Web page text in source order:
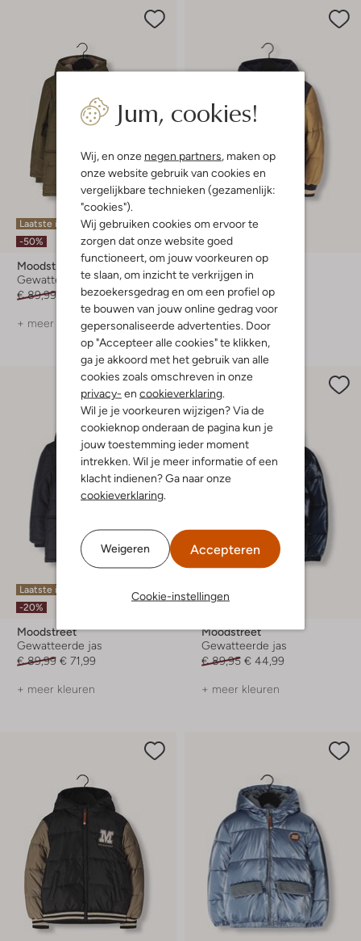
Jum, cookies!
Wij, en onze negen partners , maken op
onze website gebruik van cookies en
vergelijkbare technieken (gezamenlijk:
"cookies").
Wij gebruiken cookies om ervoor te
zorgen dat onze website goed
functioneert, om jouw voorkeuren op
te slaan, om inzicht te verkrijgen in
bezoekersgedrag en om een profiel op
te bouwen van jouw online gedrag voor
gepersonaliseerde advertenties. Door
op "Accepteer alle cookies" te klikken,
ga je akkoord met het gebruik van alle
cookies zoals omschreven in onze
privacy- en cookieverklaring
Wil je je voorkeuren wijzigen? Via de
cookieknop onderaan de pagina kun je
jouw toestemming ieder moment
intrekken. Wil je meer informatie of een
klacht indienen? Ga naar onze
cookieverklaring
Weigeren Accepteren
Cookie-instellingen
Laatste items
-50%
Moodstreet
Gewatteerde jas
€ 89,99
€ 44,99
+ meer kleuren
Laatste items
-50%
Moodstreet
Gewatteerde jas
€ 89,99 € 44,99
Laatste items
-20%
Moodstreet
Gewatteerde jas
€ 89,99 € 71,99
+ meer kleuren
Moodstreet
Gewatteerde jas
€ 89,95 € 44,99
+ meer kleuren